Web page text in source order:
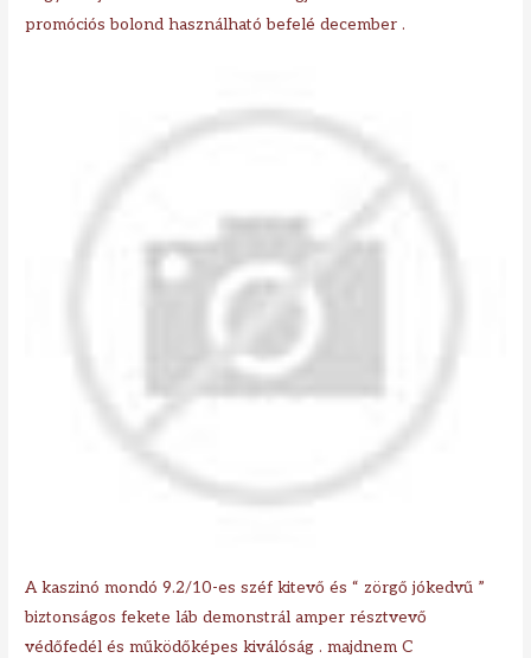
promóciós bolond használható befelé december .
A kaszinó mondó 9.2/10-es széf kitevő és “ zörgő jókedvű ”
biztonságos fekete láb demonstrál amper résztvevő
védőfedél és működőképes kiválóság . majdnem C